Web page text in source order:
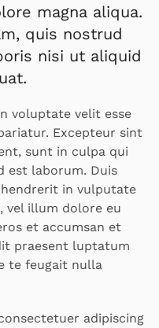
magna aliqua.
quis nostrud
nisi ut aliquid
voluptate velit esse
Excepteur sint
sunt in culpa qui
est laborum. Duis
in vulputate
vel illum dolore eu
et accumsan et
praesent luptatum
te feugait nulla
adipiscing